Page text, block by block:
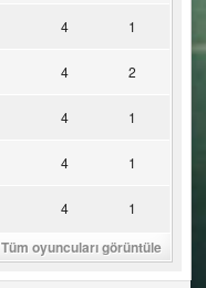
4 1
4 2
4 1
4 1
4 1
Tüm oyuncuları görüntüle